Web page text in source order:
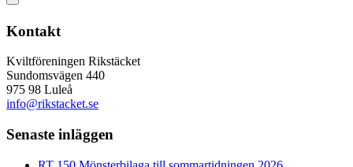
Kontakt
Kviltföreningen Rikstäcket
Sundomsvägen 440
975 98 Luleå
info@rikstacket.se
Senaste inläggen